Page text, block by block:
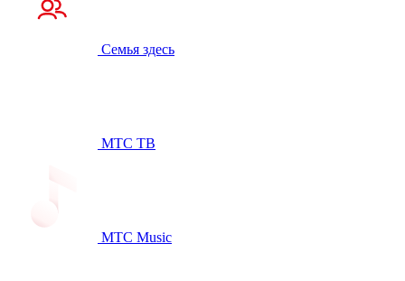
Семья здесь
МТС ТВ
МТС Music